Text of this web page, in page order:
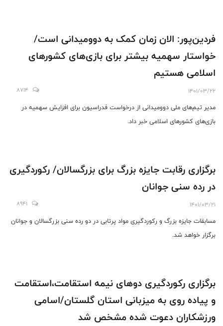
فردین‌پور: الان زمان کمک به دوومیدانی است/
خواستار سهمیه بیشتر برای بازی‌های کشورهای
اسلامی هستیم
1401/03/22
8714
مدیر تیم‌های ملی دوومیدانی از درخواست فدراسیون برای افزایش سهمیه در
بازی‌های کشورهای اسلامی خبر داد.
برگزاری رقابت جایزه بزرگ برای بزرگسالان/ رکوردگیری
در رده‌ سنی جوانان
1401/03/21
8941
مسابقات جایزه بزرگ و رکوردگیری مواد پرتابی در دو رده سنی بزرگسالان و جوانان
برگزار خواهد شد.
برگزاری رکوردگیری دوهای نیمه استقامت،استقامت
و پیاده روی به میزبانی استان گلستان/اسامی
ورزشکاران دعوت شده مشخص شد